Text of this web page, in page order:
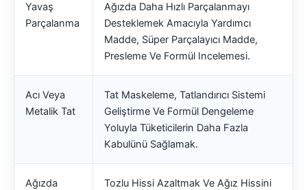
Yavaş
Parçalanma
Ağızda Daha Hızlı Parçalanmayı
Desteklemek Amacıyla Yardımcı
Madde, Süper Parçalayıcı Madde,
Presleme Ve Formül Incelemesi.
Acı Veya
Metalik Tat
Tat Maskeleme, Tatlandırıcı Sistemi
Geliştirme Ve Formül Dengeleme
Yoluyla Tüketicilerin Daha Fazla
Kabulünü Sağlamak.
Ağızda
Tozlu Hissi Azaltmak Ve Ağız Hissini